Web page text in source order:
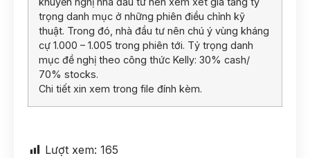
trọng danh mục ở những phiên điều chỉnh kỹ
thuật. Trong đó, nhà đầu tư nên chú ý vùng kháng
cự 1.000 – 1.005 trong phiên tới. Tỷ trọng danh
mục đề nghị theo công thức Kelly: 30% cash/
70% stocks.
Chi tiết xin xem trong file đính kèm.
Lượt xem: 165